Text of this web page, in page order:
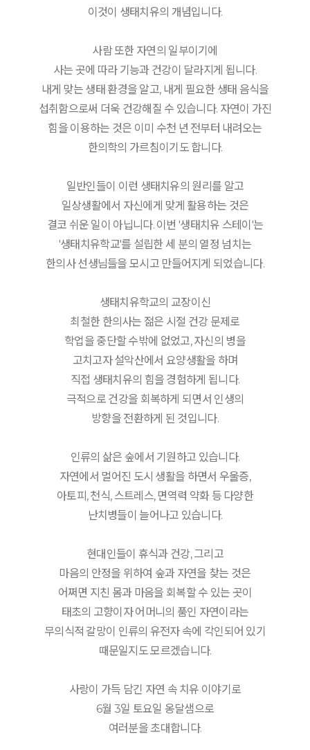
이것이 생태치유의 개념입니다.
사람 또한 자연의 일부이기에
사는 곳에 따라 기능과 건강이 달라지게 됩니다.
내게 맞는 생태 환경을 알고, 내게 필요한 생태 음식을
섭취함으로써 더욱 건강해질 수 있습니다. 자연이 가진
힘을 이용하는 것은 이미 수천 년 전부터 내려오는
한의학의 가르침이기도 합니다.
일반인들이 이런 생태치유의 원리를 알고
일상생활에서 자신에게 맞게 활용하는 것은
결코 쉬운 일이 아닙니다. 이번 '생태치유 스테이'는
'생태치유학교'를 설립한 세 분의 열정 넘치는
한의사 선생님들을 모시고 만들어지게 되었습니다.
생태치유학교의 교장이신
최철한 한의사는 젊은 시절 건강 문제로
학업을 중단할 수밖에 없었고, 자신의 병을
고치고자 설악산에서 요양생활을 하며
직접 생태치유의 힘을 경험하게 됩니다.
극적으로 건강을 회복하게 되면서 인생의
방향을 전환하게 된 것입니다.
인류의 삶은 숲에서 기원하고 있습니다.
자연에서 멀어진 도시 생활을 하면서 우울증,
아토피, 천식, 스트레스, 면역력 약화 등 다양한
난치병들이 늘어나고 있습니다.
현대인들이 휴식과 건강, 그리고
마음의 안정을 위하여 숲과 자연을 찾는 것은
어쩌면 지친 몸과 마음을 회복할 수 있는 곳이
태초의 고향이자 어머니의 품인 자연이라는
무의식적 갈망이 인류의 유전자 속에 각인되어 있기
때문일지도 모르겠습니다.
사랑이 가득 담긴 자연 속 치유 이야기로
6월 3일 토요일 옹달샘으로
여러분을 초대합니다.